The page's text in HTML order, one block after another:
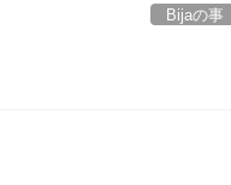
Bijaの事